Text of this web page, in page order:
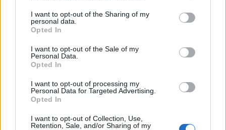
not limited to your visit or usage behaviour. You may click to
grant or deny consent to Google and its third-party tags to
use your data for below specified purposes in below Google
consent section.
I want to opt-out of the Sharing of my
personal data.
Opted In
I want to opt-out of the Sale of my
Personal Data.
Opted In
I want to opt-out of processing my
Personal Data for Targeted Advertising.
Opted In
I want to opt-out of Collection, Use,
Retention, Sale, and/or Sharing of my
ΑΣΕΠ: Πιστοποίηση Αγγλικών σε
μόνο 2 ημέρες στα χέρια σας
ΑΣΕΠ: Εξ αποστάσεως η πιο Εύκολη
μέρες